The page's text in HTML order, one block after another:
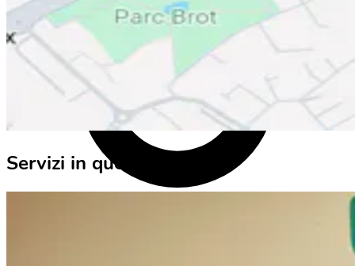
Servizi in questo luogo